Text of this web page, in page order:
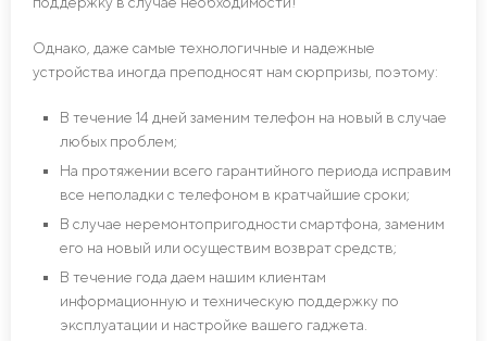
Однако, даже самые технологичные и надежные
устройства иногда преподносят нам сюрпризы, поэтому:
В течение 14 дней заменим телефон на новый в случае
любых проблем;
На протяжении всего гарантийного периода исправим
все неполадки с телефоном в кратчайшие сроки;
В случае неремонтопригодности смартфона, заменим
его на новый или осуществим возврат средств;
В течение года даем нашим клиентам
информационную и техническую поддержку по
эксплуатации и настройке вашего гаджета.